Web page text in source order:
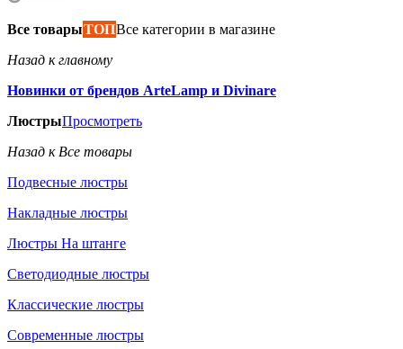
Все товарыТОПВсе категории в магазине
Назад к главному
Новинки от брендов ArteLamp и Divinare
ЛюстрыПросмотреть
Назад к Все товары
Подвесные люстры
Накладные люстры
Люстры На штанге
Светодиодные люстры
Классические люстры
Современные люстры